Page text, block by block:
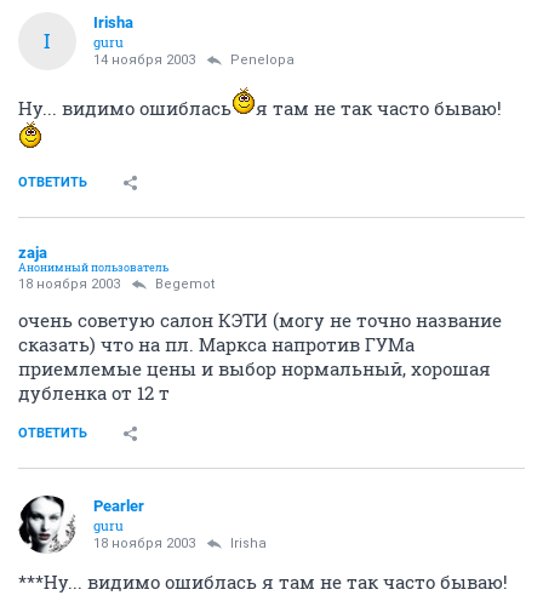
I
Irisha
guru
14 ноября 2003 Penelopa
Ну... видимо ошиблась я там не так часто бываю!
ОТВЕТИТЬ
zaja
Анонимный пользователь
18 ноября 2003 Begemot
очень советую салон КЭТИ (могу не точно название
сказать) что на пл. Маркса напротив ГУМа
приемлемые цены и выбор нормальный, хорошая
дубленка от 12 т
ОТВЕТИТЬ
Pearler
guru
18 ноября 2003 Irisha
***Ну... видимо ошиблась я там не так часто бываю!